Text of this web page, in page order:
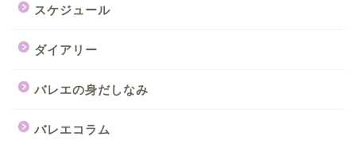
スケジュール
ダイアリー
バレエの身だしなみ
バレエコラム